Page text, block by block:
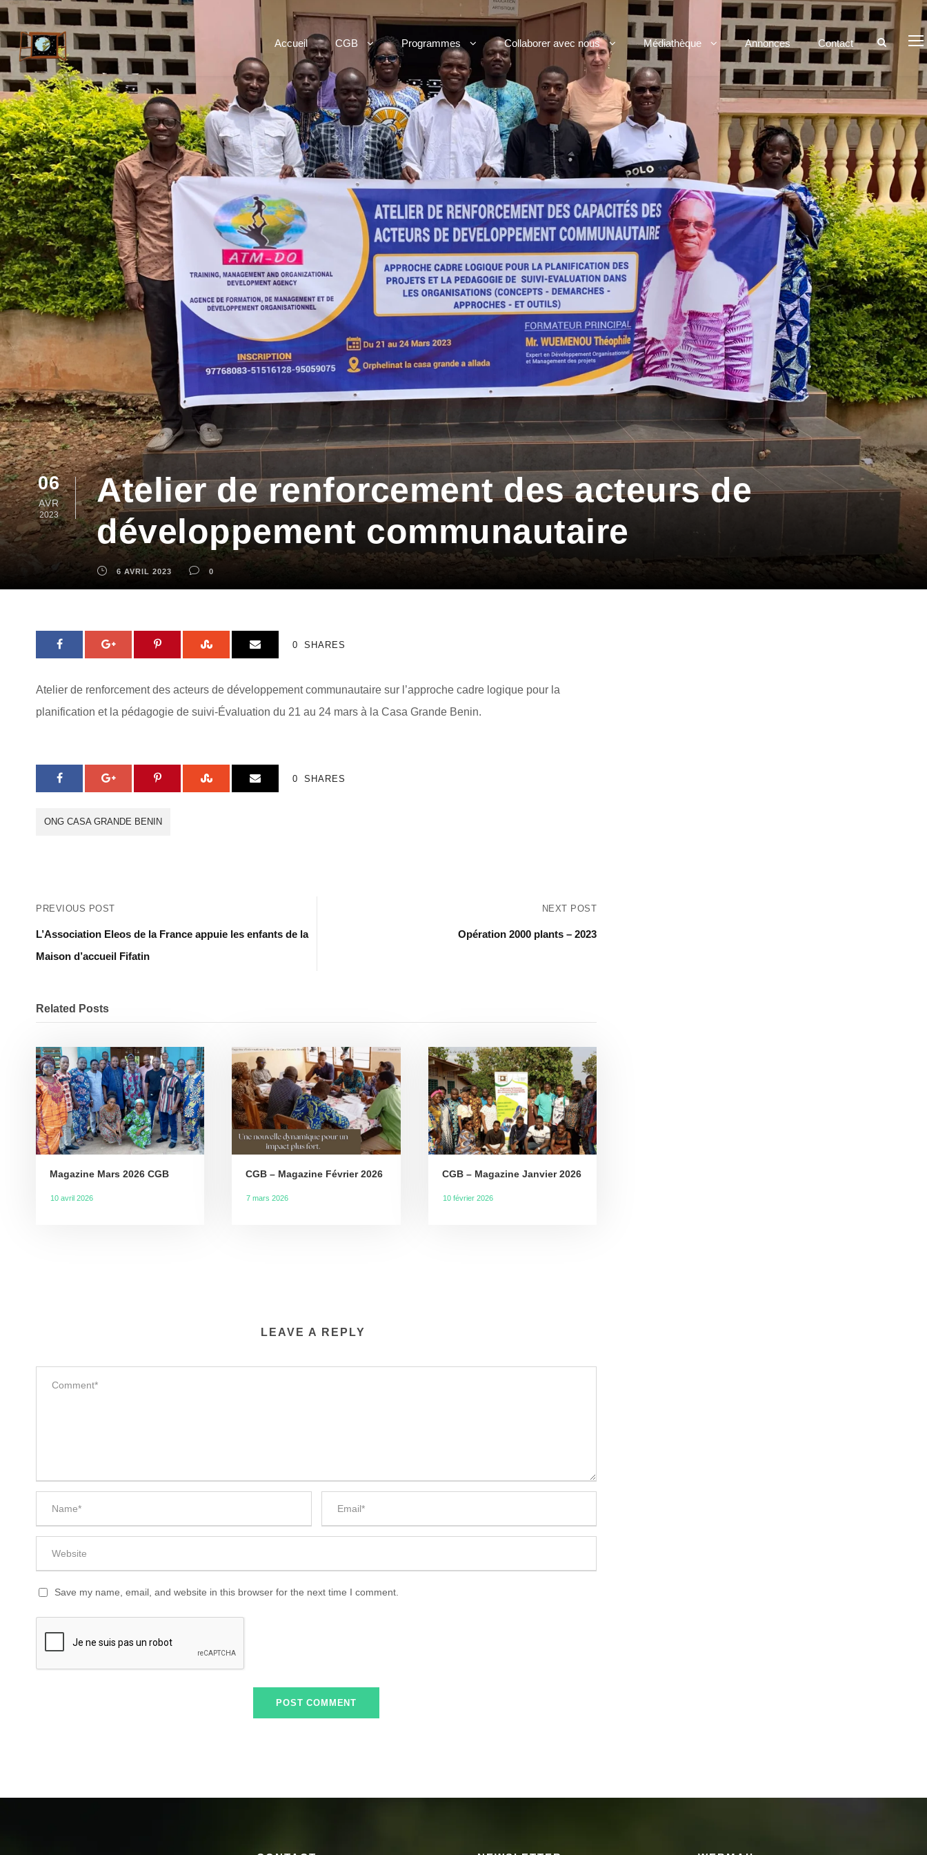
Accueil CGB Programmes Collaborer avec nous Médiathèque Annonces Contact
06
AVR
2023
Atelier de renforcement des acteurs de
développement communautaire
6 AVRIL 2023 0
0 SHARES
Atelier de renforcement des acteurs de développement communautaire sur l’approche cadre logique pour la
planification et la pédagogie de suivi-Évaluation du 21 au 24 mars à la Casa Grande Benin.
0 SHARES
ONG CASA GRANDE BENIN
PREVIOUS POST
L’Association Eleos de la France appuie les enfants de la
Maison d’accueil Fifatin
NEXT POST
Opération 2000 plants – 2023
Related Posts
Magazine Mars 2026 CGB
10 avril 2026
CGB – Magazine Février 2026
7 mars 2026
CGB – Magazine Janvier 2026
10 février 2026
LEAVE A REPLY
Save my name, email, and website in this browser for the next time I comment.